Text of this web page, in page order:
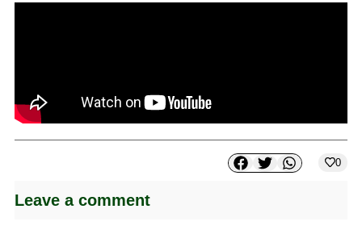
0
Leave a comment